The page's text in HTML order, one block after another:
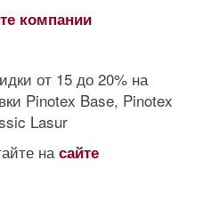
компании
от 15 до 20% на
Pinotex Base, Pinotex
Lasur
насайте